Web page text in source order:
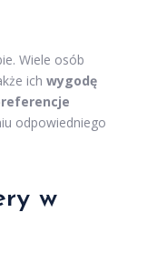
Wiele osób
ich wygodę
odpowiedniego
w